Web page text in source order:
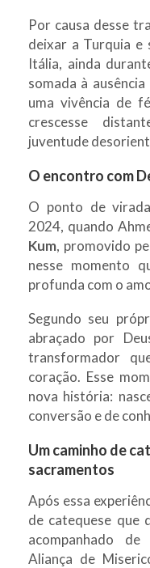
Por causa desse
deixar a Turquia e
Itália, ainda
somada à
uma vivência de
crescesse
juventude
O encontro com
O ponto de
2024, quando
Kum, promovido
nesse momento
profunda com o
Segundo seu
abraçado por
transformador
coração. Esse
nova história:
conversão e de
Um caminho de
sacramentos
Após essa
de catequese que
acompanhado
Aliança de